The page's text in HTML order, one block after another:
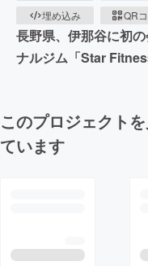
埋め込み
QR
長野県、伊那谷に初
ナルジム「Star
このプロジェクト
ています